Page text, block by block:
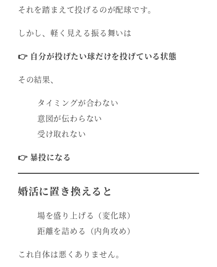
それを踏まえて投げるのが配球です。
しかし、軽く見える振る舞いは
👉 自分が投げたい球だけを投げている状態
その結果、
タイミングが合わない
意図が伝わらない
受け取れない
👉 暴投になる
婚活に置き換えると
場を盛り上げる（変化球）
距離を詰める（内角攻め）
これ自体は悪くありません。